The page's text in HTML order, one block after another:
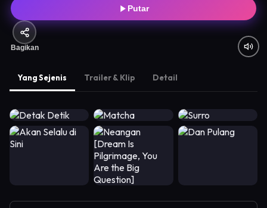
Putar
Bagikan
Yang Sejenis Trailer & Klip Detail